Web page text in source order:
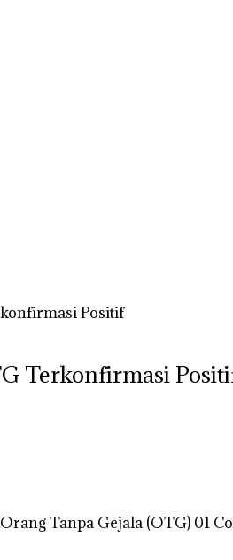
Positif
Terkonfirmasi
Tanpa Gejala (OTG) 01